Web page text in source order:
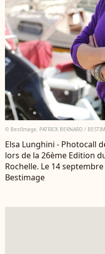
© BestImage, PATRICK BERNARD /
Elsa Lunghini - Photocall
lors de la 26ème Edition
Rochelle. Le 14
Bestimage